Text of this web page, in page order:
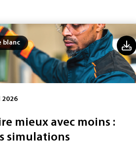
blanc
2026
mieux avec moins :
simulations